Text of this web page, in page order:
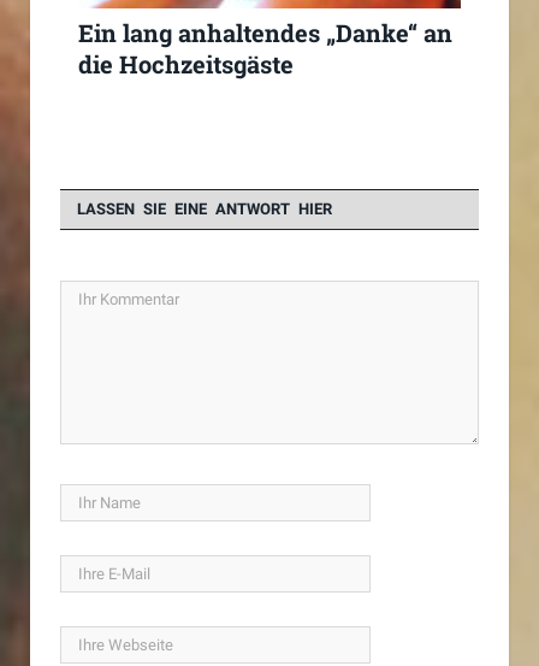
Ein lang anhaltendes „Danke“ an
die Hochzeitsgäste
LASSEN SIE EINE ANTWORT HIER